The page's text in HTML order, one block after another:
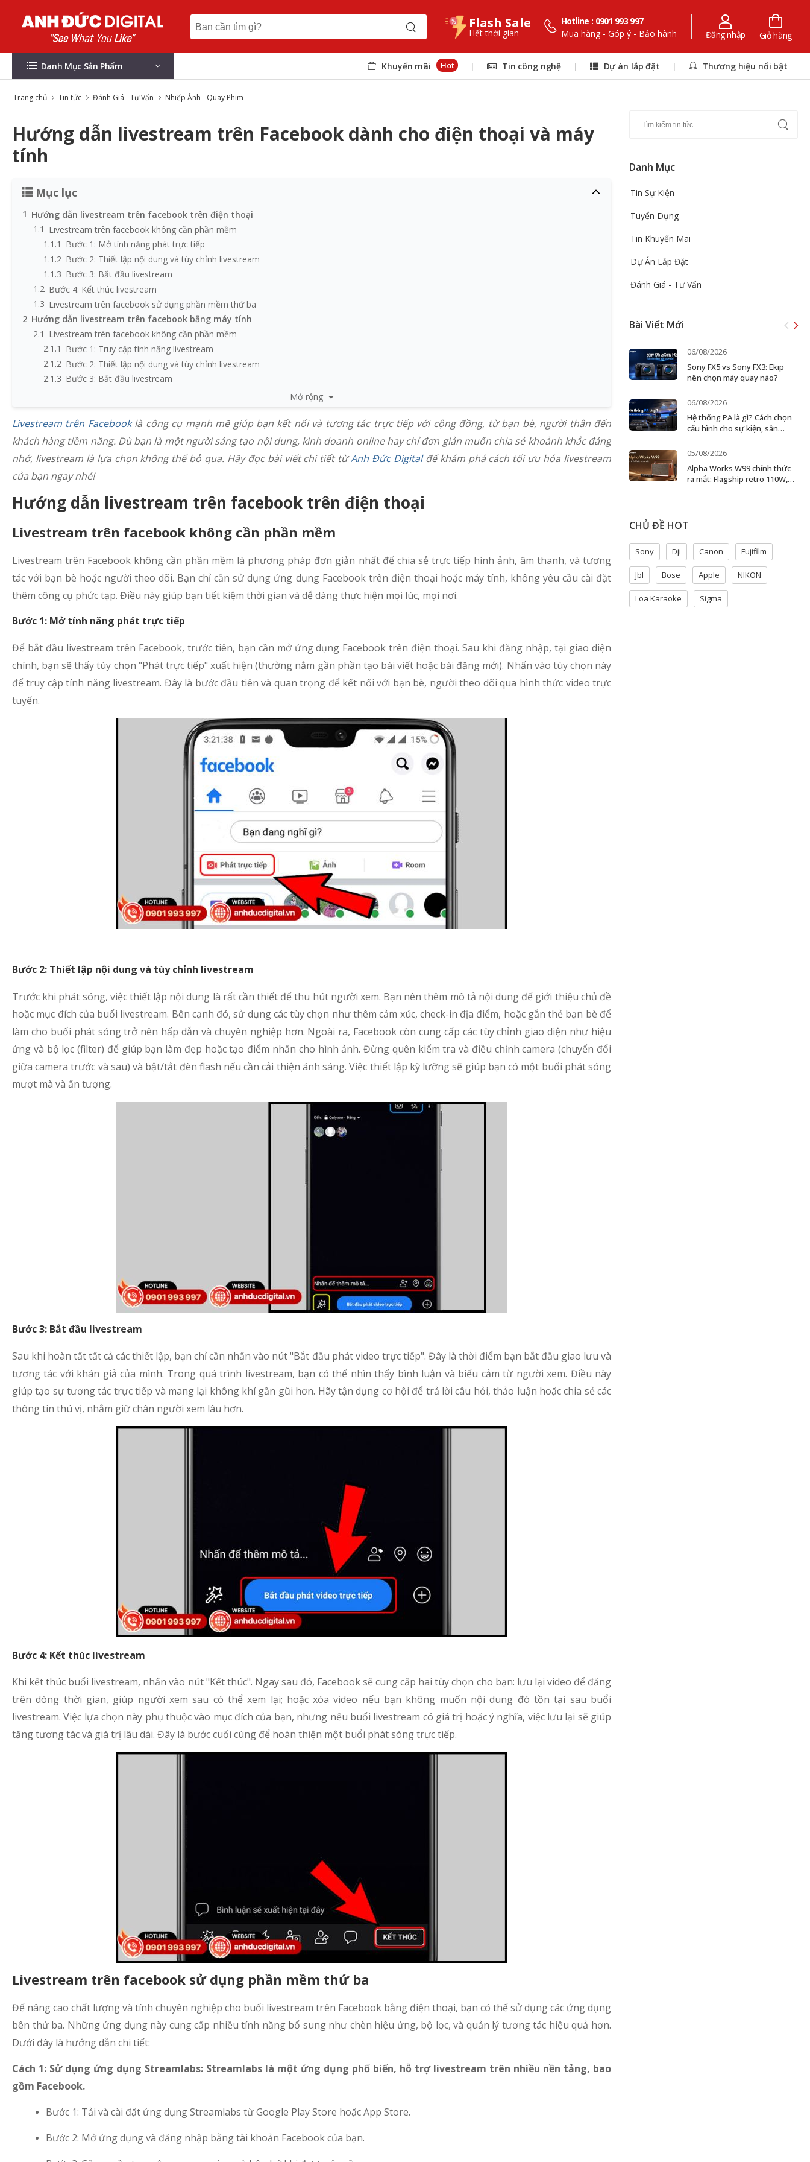
Flash Sale
Hết thời gian
Hotline : 0901 993 997
Mua hàng - Góp ý - Bảo hành
Đăng nhập Giỏ hàng
Danh Mục Sản Phẩm Khuyến mãi Hot | Tin công nghệ | Dự án lắp đặt | Thương hiệu nổi bật
Trang chủ Tin tức Đánh Giá - Tư Vấn Nhiếp Ảnh - Quay Phim
Hướng dẫn livestream trên Facebook dành cho điện thoại và máy
tính
Mục lục
1 Hướng dẫn livestream trên facebook trên điện thoại
1.1 Livestream trên facebook không cần phần mềm
1.1.1 Bước 1: Mở tính năng phát trực tiếp
1.1.2 Bước 2: Thiết lập nội dung và tùy chỉnh livestream
1.1.3 Bước 3: Bắt đầu livestream
1.2 Bước 4: Kết thúc livestream
1.3 Livestream trên facebook sử dụng phần mềm thứ ba
2 Hướng dẫn livestream trên facebook bằng máy tính
2.1 Livestream trên facebook không cần phần mềm
2.1.1 Bước 1: Truy cập tính năng livestream
2.1.2 Bước 2: Thiết lập nội dung và tùy chỉnh livestream
2.1.3 Bước 3: Bắt đầu livestream
2.2 Livestream trên facebook sử dụng phần mềm thứ ba
2.2.1 Bước 1: Tải và cài đặt OBS Studio
2.2.2 Bước 2: Cấu hình OBS Studio
2.2.3
Bước 3: Lấy khóa luồng từ Facebook
Bước 4: Kết nối OBS với Facebook
2.2.5 Bước 5: Bắt đầu livestream
2.2.6 Bước 6: Kết thúc livestream
Mở rộng
Livestream trên Facebooklà công cụ mạnh mẽ giúp bạn kết nối và tương tác trực tiếp với cộng đồng, từ bạn bè, người thân đến
khách hàng tiềm năng. Dù bạn là một người sáng tạo nội dung, kinh doanh online hay chỉ đơn giản muốn chia sẻ khoảnh khắc đáng
nhớ, livestream là lựa chọn không thể bỏ qua. Hãy đọc bài viết chi tiết từAnh Đức Digitalđể khám phá cách tối ưu hóa livestream
của bạn ngay nhé!
Hướng dẫn livestream trên facebook trên điện thoại
Livestream trên facebook không cần phần mềm
Livestream trên Facebook không cần phần mềm là phương pháp đơn giản nhất để chia sẻ trực tiếp hình ảnh, âm thanh, và tương
tác với bạn bè hoặc người theo dõi. Bạn chỉ cần sử dụng ứng dụng Facebook trên điện thoại hoặc máy tính, không yêu cầu cài đặt
thêm công cụ phức tạp. Điều này giúp bạn tiết kiệm thời gian và dễ dàng thực hiện mọi lúc, mọi nơi.
Bước 1: Mở tính năng phát trực tiếp
Để bắt đầu livestream trên Facebook, trước tiên, bạn cần mở ứng dụng Facebook trên điện thoại. Sau khi đăng nhập, tại giao diện
chính, bạn sẽ thấy tùy chọn "Phát trực tiếp" xuất hiện (thường nằm gần phần tạo bài viết hoặc bài đăng mới). Nhấn vào tùy chọn này
để truy cập tính năng livestream. Đây là bước đầu tiên và quan trọng để kết nối với bạn bè, người theo dõi qua hình thức video trực
tuyến.
Bước 2: Thiết lập nội dung và tùy chỉnh livestream
Trước khi phát sóng, việc thiết lập nội dung là rất cần thiết để thu hút người xem. Bạn nên thêm mô tả nội dung để giới thiệu chủ đề
hoặc mục đích của buổi livestream. Bên cạnh đó, sử dụng các tùy chọn như thêm cảm xúc, check-in địa điểm, hoặc gắn thẻ bạn bè để
làm cho buổi phát sóng trở nên hấp dẫn và chuyên nghiệp hơn. Ngoài ra, Facebook còn cung cấp các tùy chỉnh giao diện như hiệu
ứng và bộ lọc (filter) để giúp bạn làm đẹp hoặc tạo điểm nhấn cho hình ảnh. Đừng quên kiểm tra và điều chỉnh camera (chuyển đổi
giữa camera trước và sau) và bật/tắt đèn flash nếu cần cải thiện ánh sáng. Việc thiết lập kỹ lưỡng sẽ giúp bạn có một buổi phát sóng
mượt mà và ấn tượng.
Bước 3: Bắt đầu livestream
Sau khi hoàn tất tất cả các thiết lập, bạn chỉ cần nhấn vào nút "Bắt đầu phát video trực tiếp". Đây là thời điểm bạn bắt đầu giao lưu và
tương tác với khán giả của mình. Trong quá trình livestream, bạn có thể nhìn thấy bình luận và biểu cảm từ người xem. Điều này
giúp tạo sự tương tác trực tiếp và mang lại không khí gần gũi hơn. Hãy tận dụng cơ hội để trả lời câu hỏi, thảo luận hoặc chia sẻ các
thông tin thú vị, nhằm giữ chân người xem lâu hơn.
Bước 4: Kết thúc livestream
Khi kết thúc buổi livestream, nhấn vào nút "Kết thúc". Ngay sau đó, Facebook sẽ cung cấp hai tùy chọn cho bạn: lưu lại video để đăng
trên dòng thời gian, giúp người xem sau có thể xem lại; hoặc xóa video nếu bạn không muốn nội dung đó tồn tại sau buổi
livestream. Việc lựa chọn này phụ thuộc vào mục đích của bạn, nhưng nếu buổi livestream có giá trị hoặc ý nghĩa, việc lưu lại sẽ giúp
tăng tương tác và giá trị lâu dài. Đây là bước cuối cùng để hoàn thiện một buổi phát sóng trực tiếp.
Livestream trên facebook sử dụng phần mềm thứ ba
Để nâng cao chất lượng và tính chuyên nghiệp cho buổi livestream trên Facebook bằng điện thoại, bạn có thể sử dụng các ứng dụng
bên thứ ba. Những ứng dụng này cung cấp nhiều tính năng bổ sung như chèn hiệu ứng, bộ lọc, và quản lý tương tác hiệu quả hơn.
Dưới đây là hướng dẫn chi tiết:
Cách 1: Sử dụng ứng dụng Streamlabs: Streamlabs là một ứng dụng phổ biến, hỗ trợ livestream trên nhiều nền tảng, bao
gồm Facebook.
Bước 1: Tải và cài đặt ứng dụng Streamlabs từ Google Play Store hoặc App Store.
Bước 2: Mở ứng dụng và đăng nhập bằng tài khoản Facebook của bạn.
Danh Mục
Tin Sự Kiện
Tuyển Dụng
Tin Khuyến Mãi
Dự Án Lắp Đặt
Đánh Giá - Tư Vấn
Bài Viết Mới
06/08/2026
Sony FX5 vs Sony FX3: Ekip
nên chọn máy quay nào?
06/08/2026
Hệ thống PA là gì? Cách chọn
cấu hình cho sự kiện, sân
05/08/2026
Alpha Works W99 chính thức
ra mắt: Flagship retro 110W,
CHỦ ĐỀ HOT
Sony Dji Canon Fujifilm
Jbl Bose Apple NIKON
Loa Karaoke Sigma